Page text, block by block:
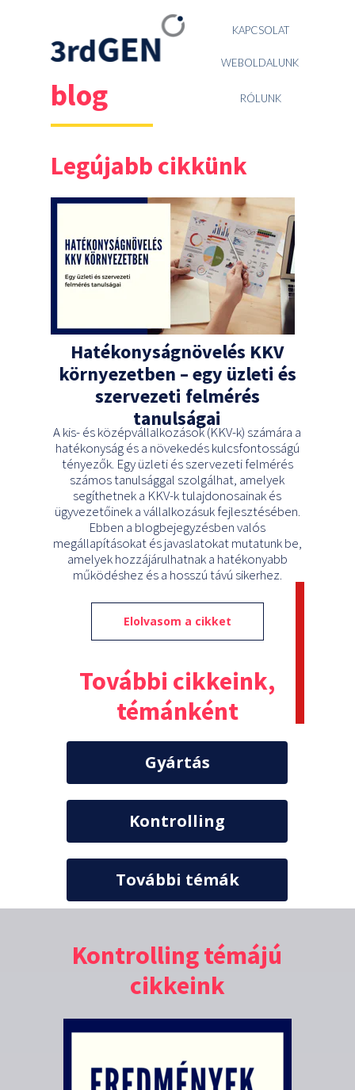
blog RÓLUNK
KAPCSOLAT
WEBOLDALUNK
Legújabb cikkünk
Hatékonyságnövelés KKV
környezetben – egy üzleti és
szervezeti felmérés
tanulságai
A kis- és középvállalkozások (KKV-k) számára a
hatékonyság és a növekedés kulcsfontosságú
tényezők. Egy üzleti és szervezeti felmérés
számos tanulsággal szolgálhat, amelyek
segíthetnek a KKV-k tulajdonosainak és
ügyvezetőinek a vállalkozásuk fejlesztésében.
Ebben a blogbejegyzésben valós
megállapításokat és javaslatokat mutatunk be,
amelyek hozzájárulhatnak a hatékonyabb
működéshez és a hosszú távú sikerhez.
Elolvasom a cikket
További cikkeink,
témánként
Kontrolling
További témák
Gyártás
Kontrolling témájú
cikkeink